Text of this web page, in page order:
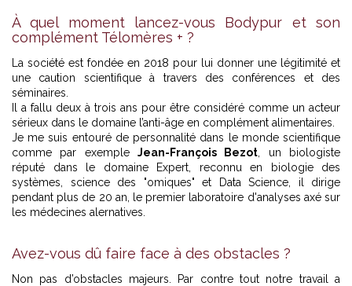
À quel moment lancez-vous Bodypur et son
complément Télomères + ?
La société est fondée en 2018 pour lui donner une légitimité et
une caution scientifique à travers des conférences et des
séminaires.
Il a fallu deux à trois ans pour être considéré comme un acteur
sérieux dans le domaine l’anti-âge en complément alimentaires.
Je me suis entouré de personnalité dans le monde scientifique
comme par exemple Jean-François Bezot , un biologiste
réputé dans le domaine Expert, reconnu en biologie des
systèmes, science des "omiques" et Data Science, il dirige
pendant plus de 20 an, le premier laboratoire d'analyses axé sur
les médecines alernatives.
Avez-vous dû faire face à des obstacles ?
Non pas d’obstacles majeurs. Par contre tout notre travail a